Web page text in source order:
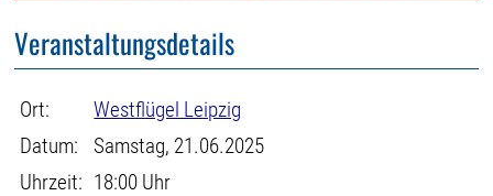
Veranstaltungsdetails
Ort:
Westflügel Leipzig
Datum:
Samstag, 21.06.2025
Uhrzeit: 18:00 Uhr